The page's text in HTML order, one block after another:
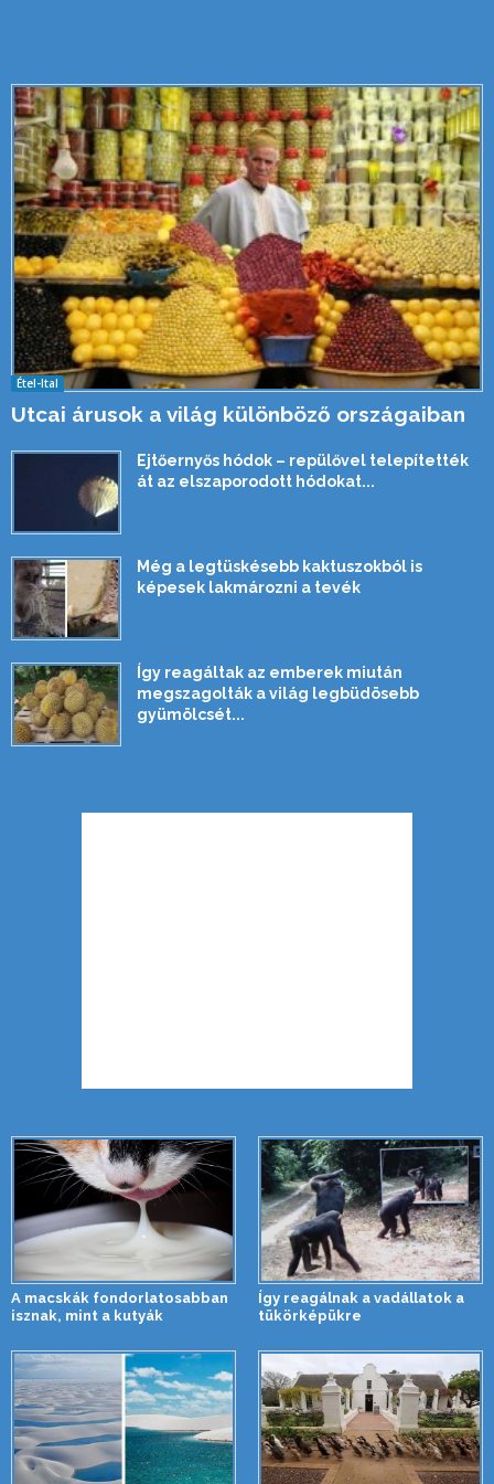
Étel-Ital
Utcai árusok a világ különböző országaiban
Ejtőernyős hódok – repülővel telepítették
át az elszaporodott hódokat...
Még a legtüskésebb kaktuszokból is
képesek lakmározni a tevék
Így reagáltak az emberek miután
megszagolták a világ legbüdösebb
gyümölcsét...
A macskák fondorlatosabban
isznak, mint a kutyák
Így reagálnak a vadállatok a
tükörképükre